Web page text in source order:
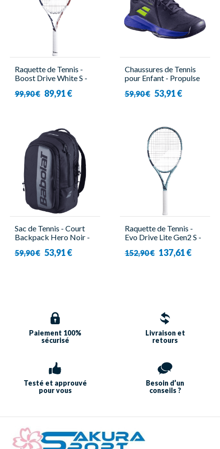
Raquette de Tennis -
Boost Drive White S -
99,90 € 89,91 €
Chaussures de Tennis
pour Enfant - Propulse
Babolat
59,90 € 53,91 €
Sac de Tennis - Court
Backpack Hero Noir -
59,90 € 53,91 €
Raquette de Tennis -
Evo Drive Lite Gen2 S -
152,90 € 137,61 €
Paiement 100%
sécurisé
Livraison et
retours
Testé et approuvé
pour vous
Besoin d’un
conseils ?